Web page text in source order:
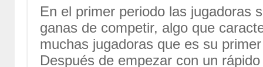
En el primer periodo las jugadoras
ganas de competir, algo que
muchas jugadoras que es su
Después de empezar con un